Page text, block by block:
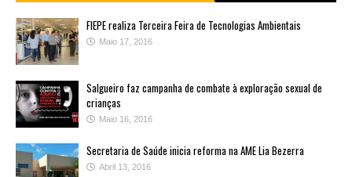
FIEPE realiza Terceira Feira de Tecnologias Ambientais
Maio 17, 2016
Salgueiro faz campanha de combate à exploração sexual de
crianças
Maio 16, 2016
Secretaria de Saúde inicia reforma na AME Lia Bezerra
Abril 13, 2016